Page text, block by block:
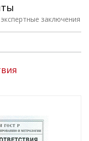
заключения